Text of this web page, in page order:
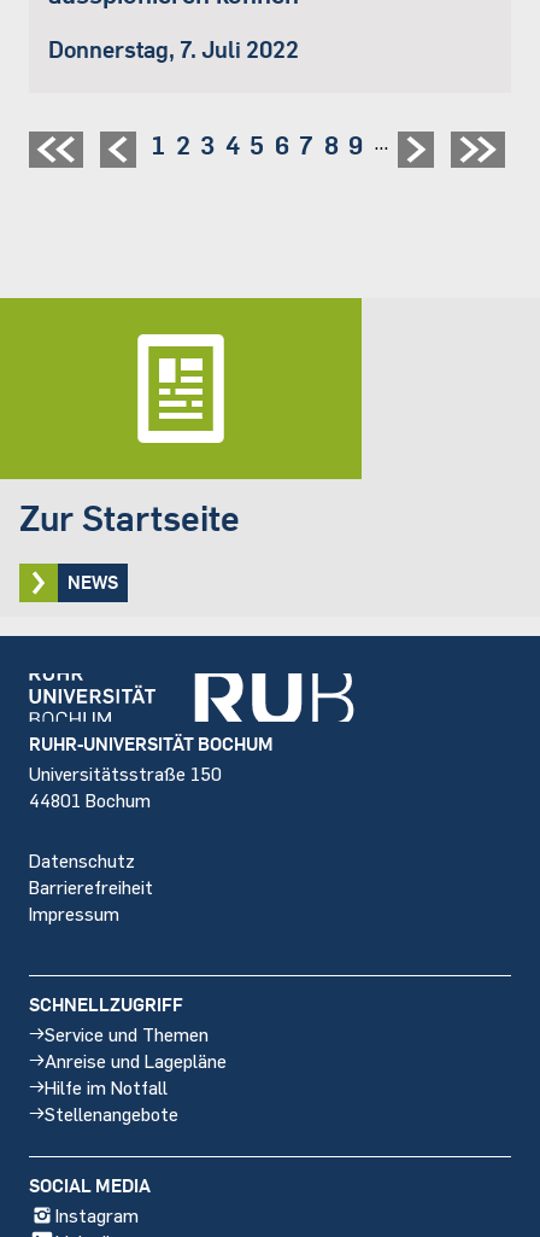
Donnerstag, 7. Juli 2022
Seitennummerierung
Seite
1 Seite
2 Seite
3 Seite
4 Seite
5 Seite
6 Seite
7 Seite
8 Seite
9 …
Zur Startseite
NEWS
Footer
RUHR-UNIVERSITÄT BOCHUM
Universitätsstraße 150
44801 Bochum
Datenschutz
Barrierefreiheit
Impressum
SCHNELLZUGRIFF
Service und Themen
Anreise und Lagepläne
Hilfe im Notfall
Stellenangebote
SOCIAL MEDIA
Instagram